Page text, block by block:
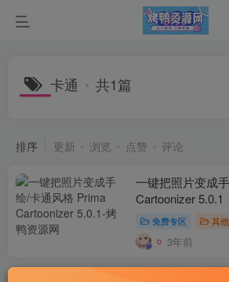
卡通 共1篇
排序 更新 浏览 点赞 评论
一键把照片变成
Cartoonizer 5.0.1
免费专区 其他
3年前